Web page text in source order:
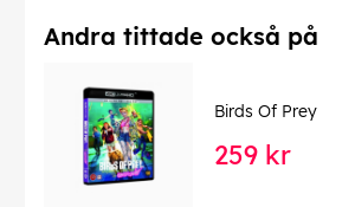
Andra tittade också på
Birds Of Prey
259 kr